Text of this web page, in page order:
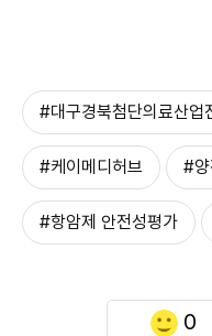
#대구경북첨단의료산업
#케이메디허브 #양
#항암제 안전성평가
0